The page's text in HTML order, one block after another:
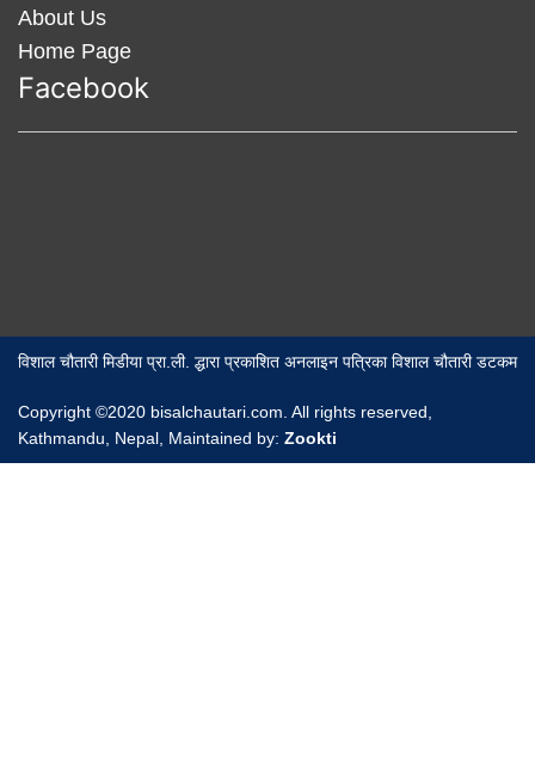
About Us
Home Page
Facebook
विशाल चौतारी मिडीया प्रा.ली. द्धारा प्रकाशित अनलाइन पत्रिका विशाल चौतारी डटकम
Copyright ©2020 bisalchautari.com. All rights reserved,
Kathmandu, Nepal, Maintained by: Zookti